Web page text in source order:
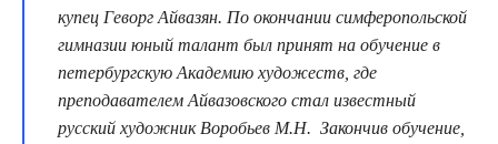
купец Геворг Айвазян. По окончании симферопольской
гимназии юный талант был принят на обучение в
петербургскую Академию художеств, где
преподавателем Айвазовского стал известный
русский художник Воробьев М.Н. Закончив обучение,